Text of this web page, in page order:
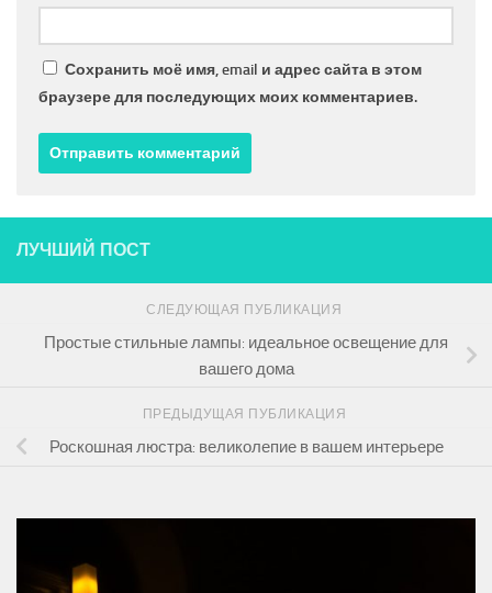
Сохранить моё имя, email и адрес сайта в этом
браузере для последующих моих комментариев.
ЛУЧШИЙ ПОСТ
СЛЕДУЮЩАЯ ПУБЛИКАЦИЯ
Простые стильные лампы: идеальное освещение для
вашего дома
ПРЕДЫДУЩАЯ ПУБЛИКАЦИЯ
Роскошная люстра: великолепие в вашем интерьере